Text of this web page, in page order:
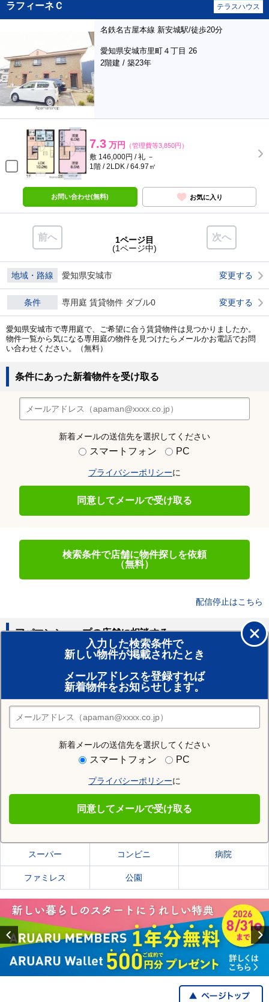
ラフィーネＣ テラスハウス
名鉄名古屋本線 新安城駅/徒歩20分
愛知県安城市里町４丁目 26
2階建 / 築23年
7.3 万円 （管理費等3,850円）
敷 146,000円 / 礼 －
1階 / 2LDK / 64.97㎡
お問い合わせ(無料) お気に入り
前へ 次へ
1ページ目
(1ページ中)
地域・路線 愛知県安城市 変更する
条件 専用庭 賃貸物件 ダブル0 変更する
愛知県安城市で専用庭で、ご希望に合う賃貸物件は見つかりましたか。
物件一覧から気になる専用庭の物件を見つけたらメールかお電話でお問
い合わせください。（無料）
条件にあった新着物件を受け取る
新着メールの送信先を選択してください
スマートフォン PC
プライバシーポリシーに
同意してメールで受け取る
検索条件で店舗に物件探しを依頼
（無料）
配信停止はこちら
入力した検索条件で
新しい物件が掲載されたとき
メールアドレスを登録すれば
新着物件をお知らせします。
新着メールの送信先を選択してください
スマートフォン PC
プライバシーポリシーに
同意してメールで受け取る
アパマンショップの店舗に相談する
賃貸のプロがお部屋探し！
おまかせ物件リクエスト
住みたい街の店舗を探す
店舗検索
住む街研究所で安城市の情報を見る
安城市の施設一覧
スーパー コンビニ 病院
ファミレス 公園
Previous